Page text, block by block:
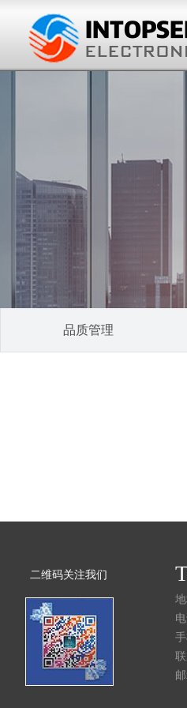
品质管理
二维码关注我们